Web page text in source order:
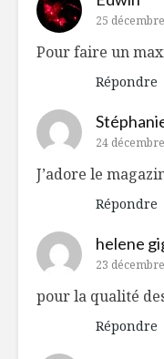
25
Pour faire un
Répondre
24
J’adore le
Répondre
helene
23
pour la qualité
Répondre